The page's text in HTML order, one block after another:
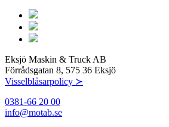
Eksjö Maskin & Truck AB
Förrådsgatan 8, 575 36 Eksjö
Visselblåsarpolicy ≻
0381-66 20 00
info@motab.se